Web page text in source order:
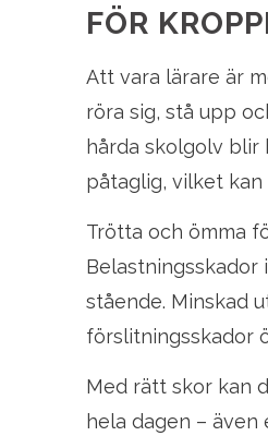
FÖR
Att vara lärare är
röra sig, stå upp
hårda skolgolv
påtaglig, vilket kan
Trötta och ömma
stående. Minskad
förslitningsskador
Med rätt skor kan
hela dagen –